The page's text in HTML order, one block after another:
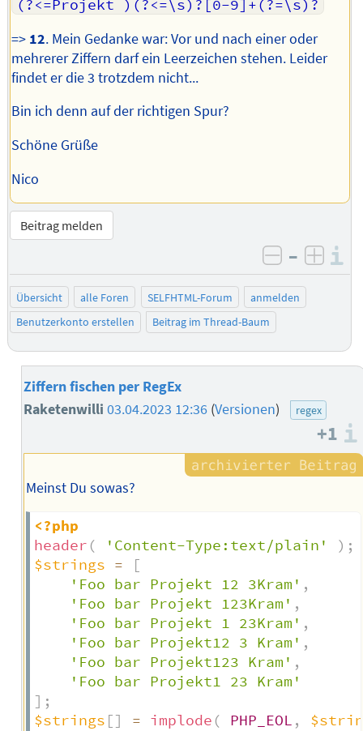
(?<=Projekt )(?<=\s)?[0-9]+(?=\s)?
=> 12. Mein Gedanke war: Vor und nach einer oder
mehrerer Ziffern darf ein Leerzeichen stehen. Leider
findet er die 3 trotzdem nicht...
Bin ich denn auf der richtigen Spur?
Schöne Grüße
Nico
Beitrag melden
negativ
–
Übersicht alle Foren SELFHTML-Forum
anmelden
Benutzerkonto erstellen
Beitrag im Thread-Baum
Ziffern fischen per RegEx
Raketenwilli03.04.2023 12:36 (Versionen) regex
+1
Meinst Du sowas?
<?php
header ( 'Content-Type:text/plain' ) ;
$strings =
[
'Foo bar Projekt 12 3Kram' ,
'Foo bar Projekt 123Kram' ,
'Foo bar Projekt 1 23Kram' ,
'Foo bar Projekt12 3 Kram' ,
'Foo bar Projekt123 Kram' ,
'Foo bar Projekt1 23 Kram'
] ;
$strings [] = implode ( PHP_EOL ,